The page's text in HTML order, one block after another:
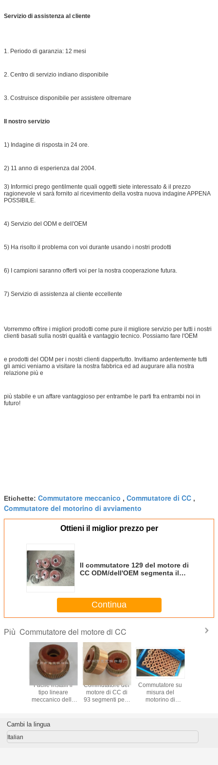
Servizio di assistenza al cliente
1. Periodo di garanzia: 12 mesi
2. Centro di servizio indiano disponibile
3. Costruisce disponibile per assistere oltremare
Il nostro servizio
1) Indagine di risposta in 24 ore.
2) 11 anno di esperienza dal 2004.
3) Informici prego gentilmente quali oggetti siete interessato & il prezzo
ragionevole vi sarà fornito al ricevimento della vostra nuova indagine APPENA
POSSIBILE.
4) Servizio del ODM e dell'OEM
5) Ha risolto il problema con voi durante usando i nostri prodotti
6) I campioni saranno offerti voi per la nostra cooperazione futura.
7) Servizio di assistenza al cliente eccellente
Vorremmo offrire i migliori prodotti come pure il migliore servizio per tutti i nostri
clienti basati sulla nostri qualità e vantaggio tecnico. Possiamo fare l'OEM
e prodotti del ODM per i nostri clienti dappertutto. Invitiamo ardentemente tutti
gli amici veniamo a visitare la nostra fabbrica ed ad augurare alla nostra
relazione più e
più stabile e un affare vantaggioso per entrambe le parti fra entrambi noi in
futuro!
Etichette: Commutatore meccanico , Commutatore di CC ,
Commutatore del motorino di avviamento
Ottieni il miglior prezzo per
Il commutatore 129 del motore di
CC ODM/dell'OEM segmenta il
Continua
Più Commutatore del motore di CC
di CC
Facile installi il
tipo lineare
meccanico della
commutatore 69
Commutatore del
motore di CC di
93 segmenti per i
Commutatore su
misura del
motorino di
segmenti
Cambi la lingua
Italian